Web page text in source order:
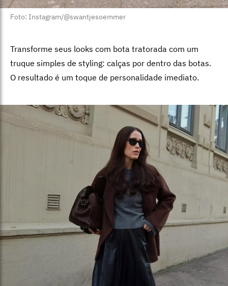
Foto: Instagram/@swantjesoemmer
Transforme seus looks com bota tratorada com um
truque simples de styling: calças por dentro das botas.
O resultado é um toque de personalidade imediato.